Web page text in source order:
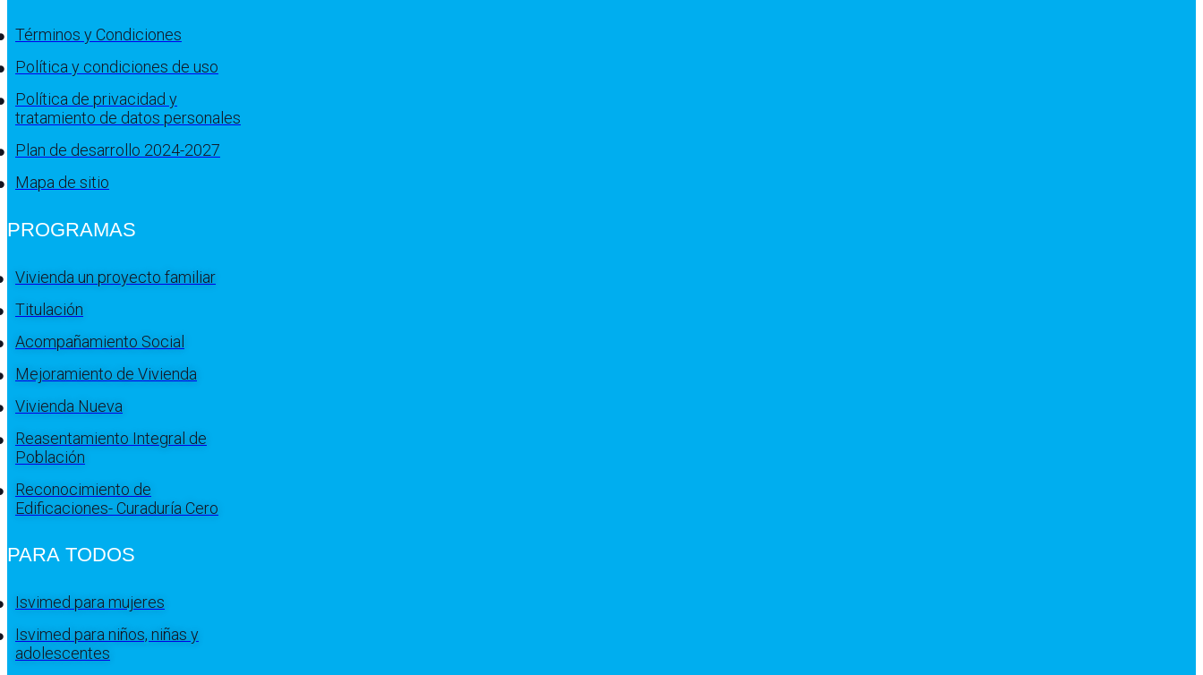
Términos y Condiciones
Política y condiciones de uso
Política de privacidad y
tratamiento de datos personales
Plan de desarrollo 2024-2027
Mapa de sitio
PROGRAMAS
Vivienda un proyecto familiar
Titulación
Acompañamiento Social
Mejoramiento de Vivienda
Vivienda Nueva
Reasentamiento Integral de
Población
Reconocimiento de
Edificaciones- Curaduría Cero
PARA TODOS
Isvimed para mujeres
Isvimed para niños, niñas y
adolescentes